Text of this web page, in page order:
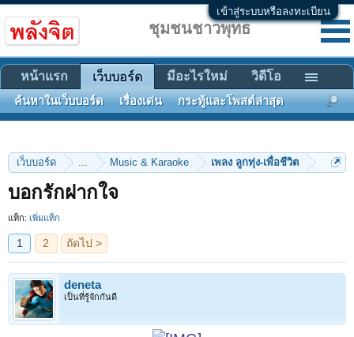
เข้าสู่ระบบหรือลงทะเบียน
เว็บบอร์ด ... Music & Karaoke เพลง ลูกทุ่ง-เพื่อชีวิต
บอกรักฝากใจ
แท็ก: เพิ่มแท็ก
1 2 ถัดไป >
deneta
เป็นที่รู้จักกันดี
ชุมชนชาวพุทธ
หน้าแรก เว็บบอร์ด
ค้นหาในเว็บบอร์ด เรื่องเด่น กระทู้และโพสต์ล่าสุด
มีอะไรใหม่ วิดีโอ